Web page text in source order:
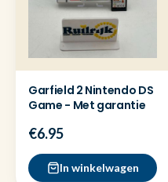
Garfield 2 Nintendo DS
Game - Met garantie
€6.95
In winkelwagen